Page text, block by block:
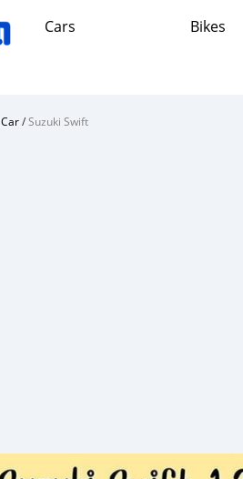
Cars Bikes
Car/Suzuki Swift